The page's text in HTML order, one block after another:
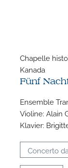
Chapelle
Kanada
Fünf
Ensemble
Violine: Alain
Klavier:
Concerto